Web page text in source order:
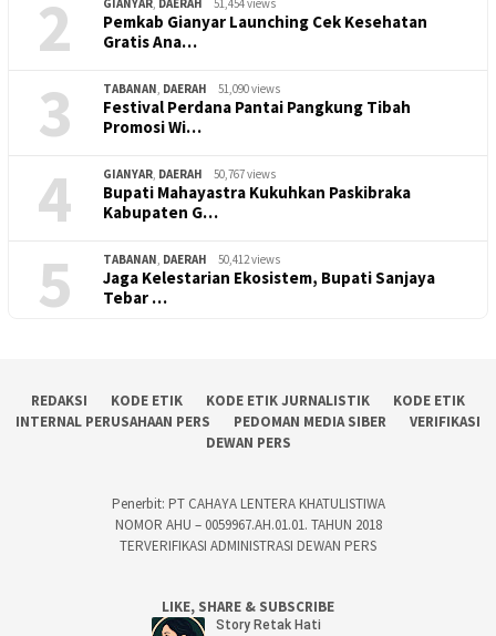
2
Pemkab Gianyar Launching Cek Kesehatan
Gratis Ana…
3 TABANAN DAERAH 51,090 views
Festival Perdana Pantai Pangkung Tibah
Promosi Wi…
4 GIANYAR DAERAH 50,767 views
Bupati Mahayastra Kukuhkan Paskibraka
Kabupaten G…
5 TABANAN DAERAH 50,412 views
Jaga Kelestarian Ekosistem, Bupati Sanjaya
Tebar …
REDAKSI KODE ETIK KODE ETIK JURNALISTIK
KODE ETIK
INTERNAL PERUSAHAAN PERS
PEDOMAN MEDIA SIBER
VERIFIKASI
DEWAN PERS
Penerbit: PT CAHAYA LENTERA KHATULISTIWA
NOMOR AHU – 0059967.AH.01.01. TAHUN 2018
TERVERIFIKASI ADMINISTRASI DEWAN PERS
LIKE, SHARE & SUBSCRIBE